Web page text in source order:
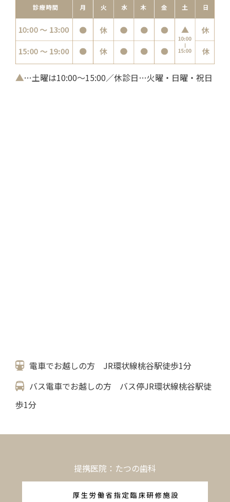
▲…土曜は10:00～15:00／休診日…火曜・日曜・祝日
電車でお越しの方 JR環状線桃谷駅徒歩1分
バス電車でお越しの方 バス停JR環状線桃谷駅徒
歩1分
提携医院：たつの歯科